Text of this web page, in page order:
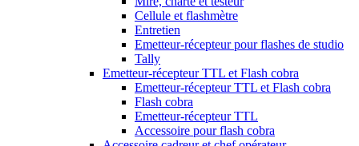
Cellule et flashmètre
Entretien
Emetteur-récepteur pour flashes de studio
Tally
Emetteur-récepteur TTL et Flash cobra
Emetteur-récepteur TTL et Flash cobra
Flash cobra
Emetteur-récepteur TTL
Accessoire pour flash cobra